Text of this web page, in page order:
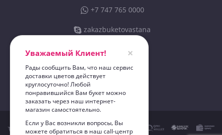
+7 747 765 0000
zakazbuketovastana
sales@zbastana.kz
ИП «Zakazbuketov 01»
"Zakazbuketov"
Уважаемый Клиент! ×
Рады сообщить Вам, что наш сервис
доставки цветов действует
круглосуточно! Любой
понравившийся Вам букет можно
заказать через наш интернет-
магазин самостоятельно.
Если у Вас возникли вопросы, Вы
можете обратиться в наш call-центр